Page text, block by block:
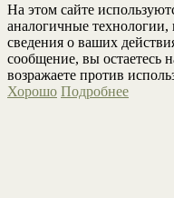
На этом сайте
аналогичные технологии,
сведения о ваших
сообщение, вы остаетесь
возражаете против
Хорошо Подробнее